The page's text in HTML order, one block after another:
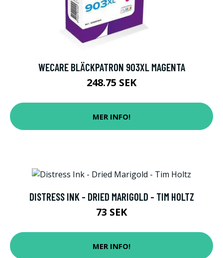
WECARE BLÄCKPATRON 903XL MAGENTA
248.75 SEK
MER INFO!
DISTRESS INK - DRIED MARIGOLD - TIM HOLTZ
73 SEK
MER INFO!